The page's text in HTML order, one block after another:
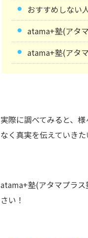
おすすめしない
atama+塾(アタ
atama+塾(アタ
実際に調べてみると、
なく真実を伝えていきた
atama+塾(アタマプラ
さい！